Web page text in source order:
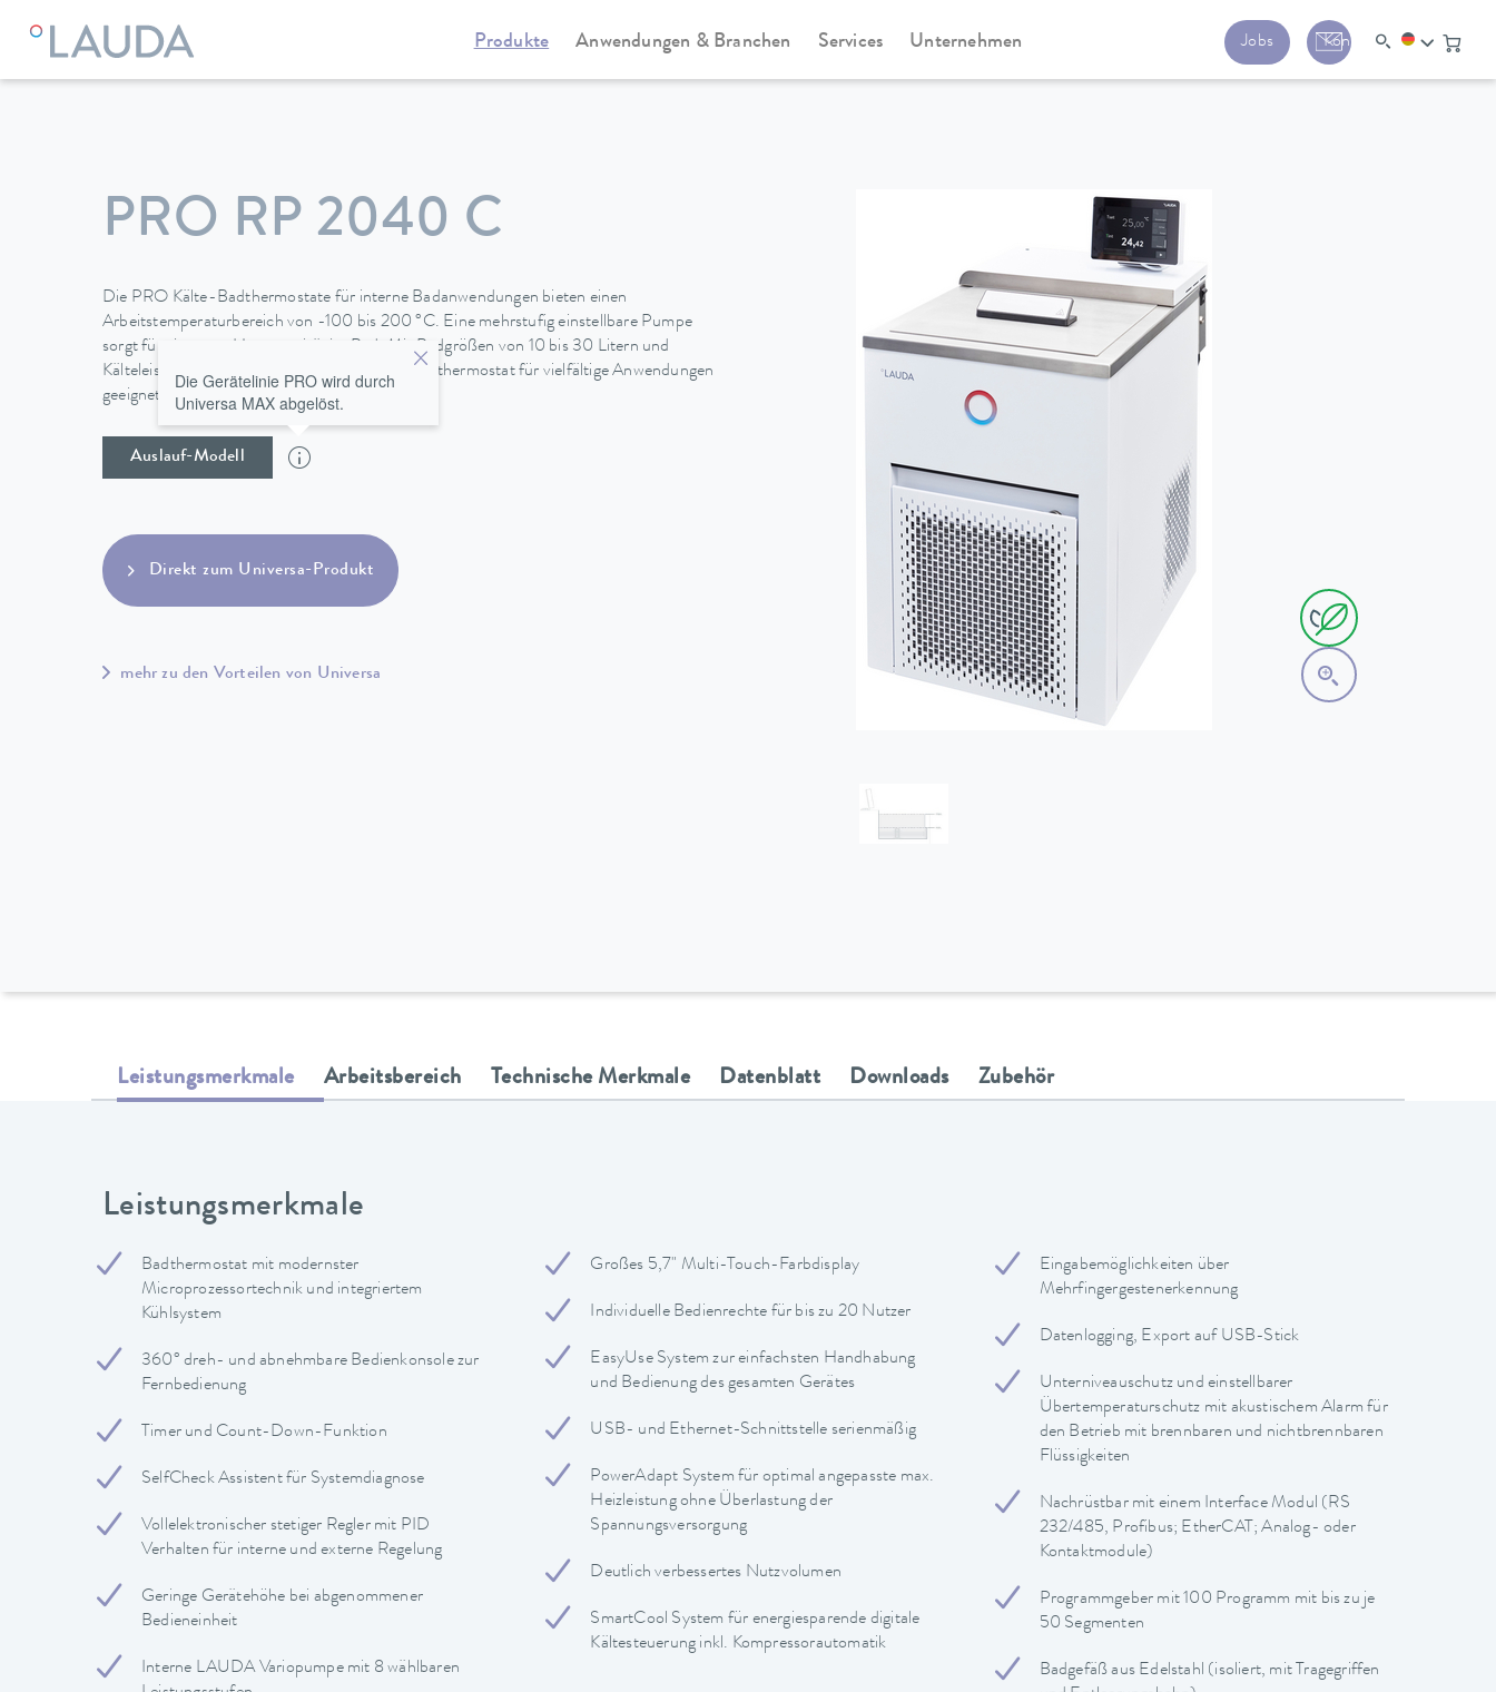
Produkte Anwendungen & Branchen Services Unternehmen Jobs Kontakt
LAUDA Temperiergeräte Kältethermostate Universa
PRO RP 2040 C
Die PRO Kälte-Badthermostate für interne Badanwendungen bieten einen
Arbeitstemperaturbereich von -100 bis 200 °C. Eine mehrstufig einstellbare Pumpe
sorgt für eine gute Homogenität im Bad. Mit Badgrößen von 10 bis 30 Litern und
Kälteleistungen von 0,4 bis 1,5 kW sind die Kältethermostat für vielfältige Anwendungen
geeignet.
Auslauf-Modell
Die Gerätelinie PRO wird durch
Universa MAX abgelöst.
Direkt zum Universa-Produkt
mehr zu den Vorteilen von Universa
Leistungsmerkmale Arbeitsbereich Technische Merkmale Datenblatt Downloads Zubehör
Leistungsmerkmale
Badthermostat mit modernster
Microprozessortechnik und integriertem
Kühlsystem
360° dreh- und abnehmbare Bedienkonsole zur
Fernbedienung
Timer und Count-Down-Funktion
SelfCheck Assistent für Systemdiagnose
Vollelektronischer stetiger Regler mit PID
Verhalten für interne und externe Regelung
Geringe Gerätehöhe bei abgenommener
Bedieneinheit
Interne LAUDA Variopumpe mit 8 wählbaren
Großes 5,7" Multi-Touch-Farbdisplay
Individuelle Bedienrechte für bis zu 20 Nutzer
EasyUse System zur einfachsten Handhabung
und Bedienung des gesamten Gerätes
USB- und Ethernet-Schnittstelle serienmäßig
PowerAdapt System für optimal angepasste max.
Heizleistung ohne Überlastung der
Spannungsversorgung
Deutlich verbessertes Nutzvolumen
SmartCool System für energiesparende digitale
Kältesteuerung inkl. Kompressorautomatik
Eingabemöglichkeiten über
Mehrfingergestenerkennung
Datenlogging, Export auf USB-Stick
Unterniveauschutz und einstellbarer
Übertemperaturschutz mit akustischem Alarm für
den Betrieb mit brennbaren und nichtbrennbaren
Flüssigkeiten
Nachrüstbar mit einem Interface Modul (RS
232/485, Profibus; EtherCAT; Analog- oder
Kontaktmodule)
Programmgeber mit 100 Programm mit bis zu je
50 Segmenten
Badgefäß aus Edelstahl (isoliert, mit Tragegriffen